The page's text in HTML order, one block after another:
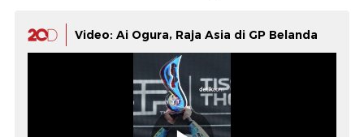
Video: Ai Ogura, Raja Asia di GP Belanda